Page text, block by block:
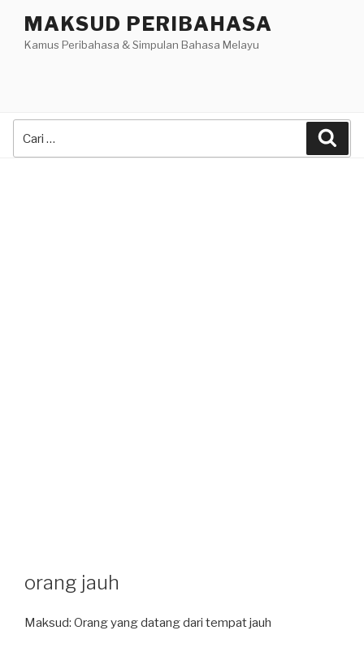
content
MAKSUD PERIBAHASA
Kamus Peribahasa & Simpulan Bahasa Melayu
orang jauh
Maksud: Orang yang datang dari tempat jauh